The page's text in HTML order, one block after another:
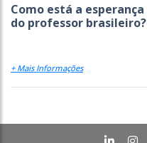
Como está a esperança
do professor brasileiro?
+ Mais Informações